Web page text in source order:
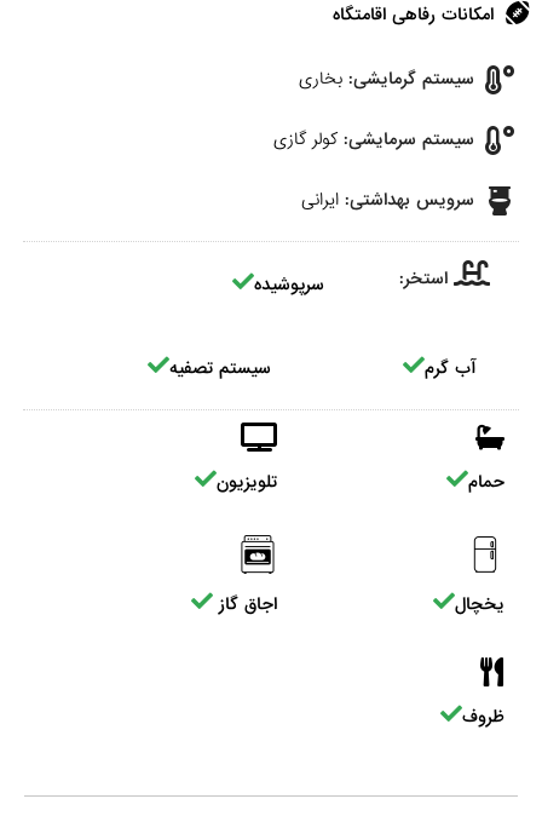
امکانات رفاهی اقامتگاه
سیستم گرمایشی: بخاری
سیستم سرمایشی: کولر گازی
سرویس بهداشتی: ایرانی
استخر: سرپوشیده
آب گرم سیستم تصفیه
حمام تلویزیون
یخچال اجاق گاز
ظروف